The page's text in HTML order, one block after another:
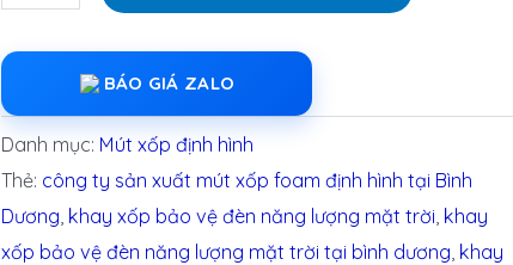
BÁO GIÁ ZALO
Danh mục: Mút xốp định hình
Thẻ: công ty sản xuất mút xốp foam định hình tại Bình
Dương khay xốp bảo vệ đèn năng lượng mặt trời khay
xốp bảo vệ đèn năng lượng mặt trời tại bình dương khay